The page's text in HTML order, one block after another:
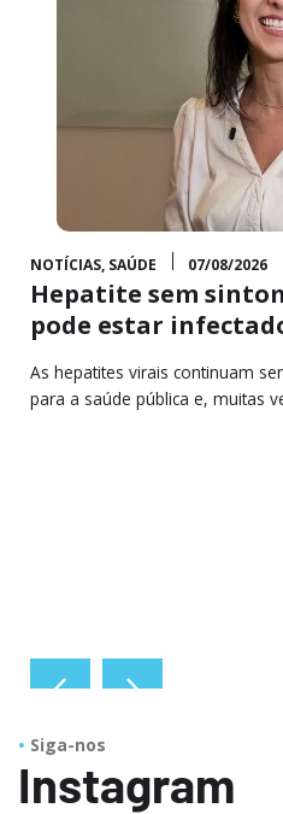
NOTÍCIAS, SAÚDE 07/08/2026
Hepatite sem
pode estar
As hepatites virais continuam
para a saúde pública e, muitas
Siga-nos
Instagram